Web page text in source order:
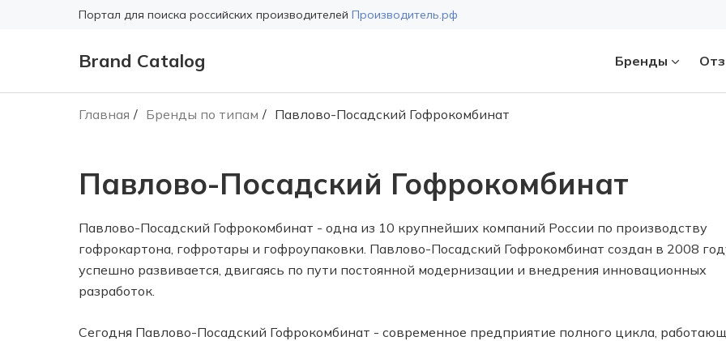
Портал для поиска российских производителей Производитель.рф
Brand Catalog Бренды
Главная Бренды по типам Павлово-Посадский Гофрокомбинат
Павлово-Посадский Гофрокомбинат
Павлово-Посадский Гофрокомбинат - одна из 10 крупнейших компаний России по производству
гофрокартона, гофротары и гофроупаковки. Павлово-Посадский Гофрокомбинат создан в 2008
успешно развивается, двигаясь по пути постоянной модернизации и внедрения инновационных
разработок.
Сегодня Павлово-Посадский Гофрокомбинат - современное предприятие полного цикла,